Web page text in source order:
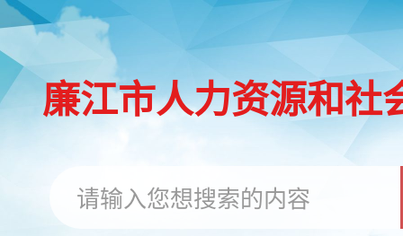
廉江市人力资源和社